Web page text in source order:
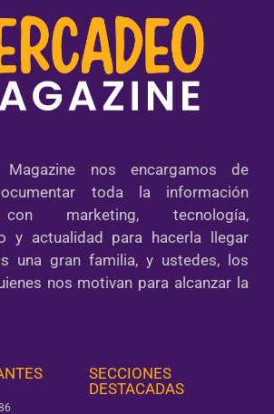
Magazine nos encargamos de
toda la información
con marketing, tecnología,
y actualidad para hacerla llegar
una gran familia, y ustedes, los
nos motivan para alcanzar la
SECCIONES
DESTACADAS